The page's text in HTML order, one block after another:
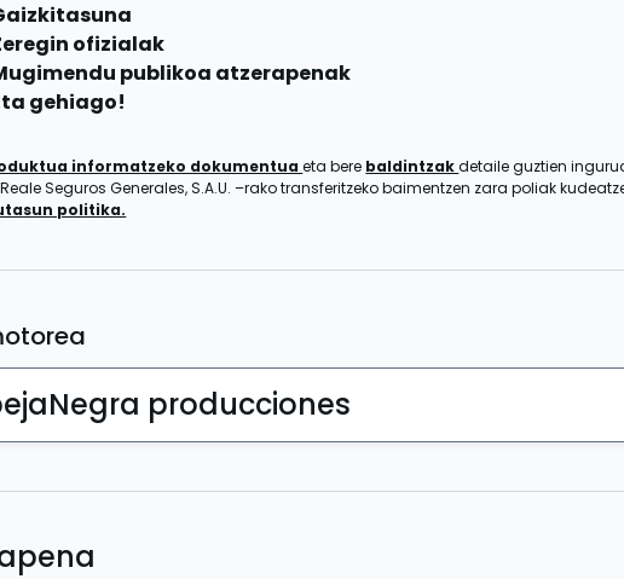
ofizialak
publikoa atzerapenak
gehiago!
informatzeko dokumentuaeta bere baldintzakdetaile guztien
Seguros Generales, S.A.U. –rako transferitzeko baimentzen zara poliak
politika.
producciones